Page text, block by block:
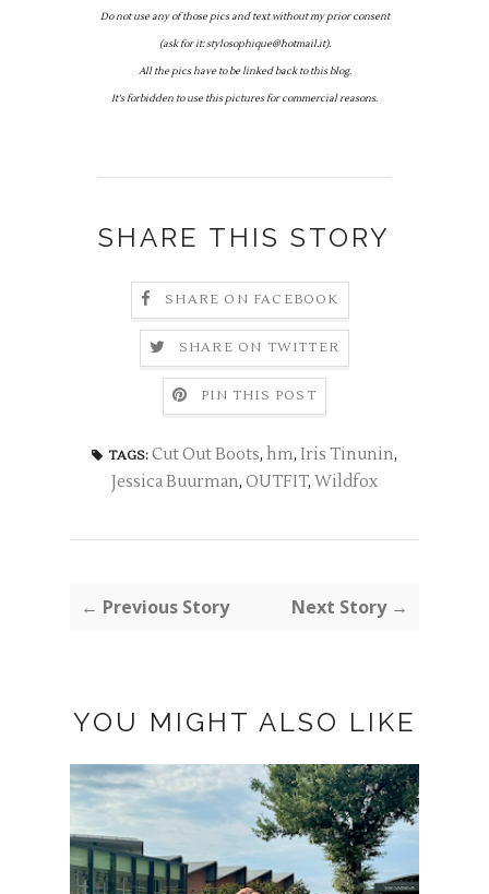
Do not use any of those pics and text without my prior consent
(ask for it: stylosophique@hotmail.it).
All the pics have to be linked back to this blog.
It's forbidden to use this pictures for commercial reasons.
SHARE THIS STORY
SHARE ON FACEBOOK
SHARE ON TWITTER
PIN THIS POST
TAGS: Cut Out Boots, hm, Iris Tinunin,
Jessica Buurman, OUTFIT, Wildfox
← Previous Story Next Story →
YOU MIGHT ALSO LIKE